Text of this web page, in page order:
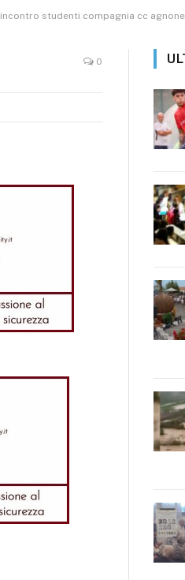
incontro studenti compagnia cc agnone
0